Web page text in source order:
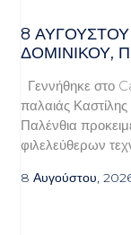
8
ΔΟΜΙΝΙΚΟΥ,
Γεννήθηκε στο
παλαιάς
Παλένθια
φιλελεύθερων
8 Αυγούστου,